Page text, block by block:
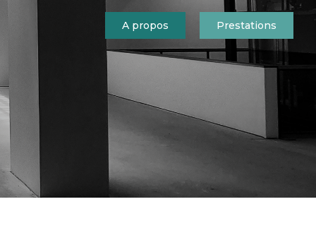
A propos Prestations